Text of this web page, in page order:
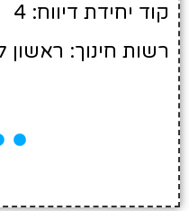
קוד יחידת דיווח: 4
רשות חינוך: ראשון